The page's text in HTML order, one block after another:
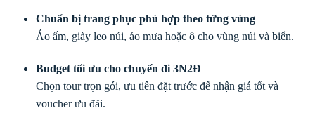
Chuẩn bị trang phục phù hợp theo từng vùng
Áo ấm, giày leo núi, áo mưa hoặc ô cho vùng núi và biển.
Budget tối ưu cho chuyến đi 3N2Đ
Chọn tour trọn gói, ưu tiên đặt trước để nhận giá tốt và
voucher ưu đãi.